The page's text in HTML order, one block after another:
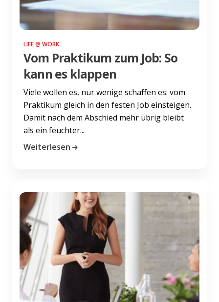
LIFE @ WORK
Vom Praktikum zum Job: So
kann es klappen
Viele wollen es, nur wenige schaffen es: vom
Praktikum gleich in den festen Job einsteigen.
Damit nach dem Abschied mehr übrig bleibt
als ein feuchter...
Weiterlesen